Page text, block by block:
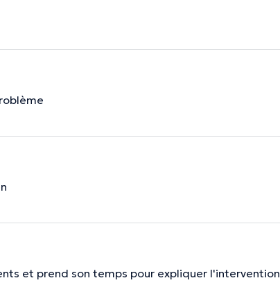
et prend son temps pour expliquer l'intervention